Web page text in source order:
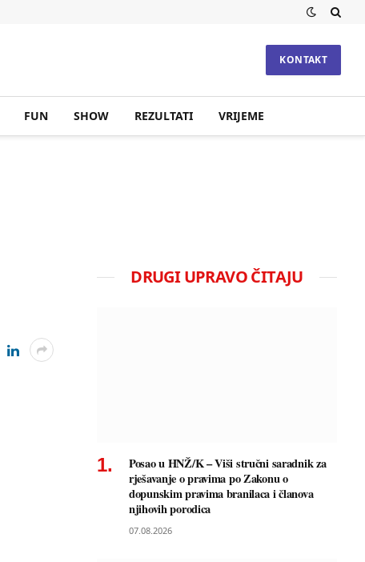
KONTAKT
FUN SHOW REZULTATI VRIJEME
DRUGI UPRAVO ČITAJU
Posao u HNŽ/K – Viši stručni saradnik za
rješavanje o pravima po Zakonu o
dopunskim pravima branilaca i članova
njihovih porodica
07.08.2026